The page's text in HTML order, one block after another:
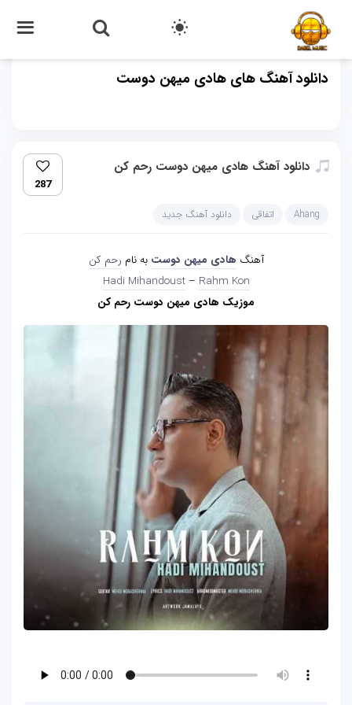
دانلود آهنگ های هادی میهن دوست
دانلود آهنگ هادی میهن دوست رحم کن
287
Ahang اتفاقی دانلود آهنگ جدید
آهنگ هادی میهن دوست به نام رحم کن
Hadi Mihandoust– Rahm Kon
موزیک هادی میهن دوست رحم کن